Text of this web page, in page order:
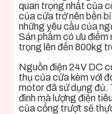
quan trọng nhất của
của cửa trở nên bền
những yêu cầu của
Sản phẩm có ưu
trọng lên đến 800kg
Nguồn điện 24V DC
thụ của cửa kèm với
motor đã sử dụng đủ.
đình mà lượng điện
của cổng trượt sẽ